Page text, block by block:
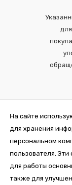
2026 © Интернет-
На сайте
для хранения
персональном
пользователя.
для работы
также для